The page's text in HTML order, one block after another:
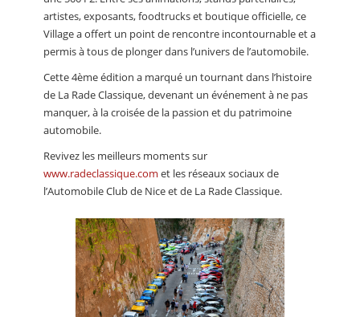
artistes, exposants, foodtrucks et boutique officielle, ce
Village a offert un point de rencontre incontournable et a
permis à tous de plonger dans l’univers de l’automobile.
Cette 4ème édition a marqué un tournant dans l’histoire
de La Rade Classique, devenant un événement à ne pas
manquer, à la croisée de la passion et du patrimoine
automobile.
Revivez les meilleurs moments sur
www.radeclassique.com et les réseaux sociaux de
l’Automobile Club de Nice et de La Rade Classique.